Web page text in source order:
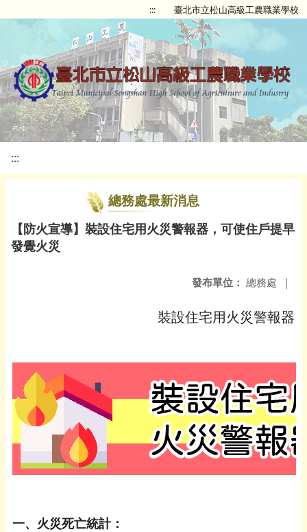
::: 臺北市立松山高級工農職業學校
:::
總務處最新消息
【防火宣導】裝設住宅用火災警報器，可使住戶提早
發覺火災
發布單位： 總務處 |
裝設住宅用火災警報器
一、火災死亡統計：